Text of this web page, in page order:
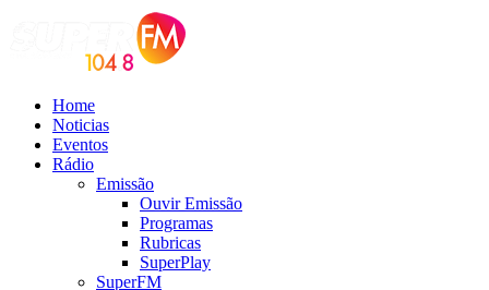
Home
Noticias
Eventos
Rádio
Emissão
Ouvir Emissão
Programas
Rubricas
SuperPlay
SuperFM